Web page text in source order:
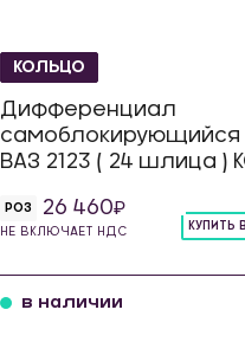
КОЛЬЦО
Дифференциал
самоблокирующийся
ВАЗ 2123 ( 24 шлица )
РОЗ 26 460
НЕ ВКЛЮЧАЕТ НДС КУПИТЬ
в наличии